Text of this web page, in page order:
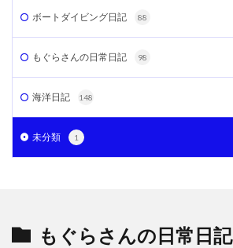
ボートダイビング日記 88
もぐらさんの日常日記 98
海洋日記 148
未分類 1
もぐらさんの日常日記